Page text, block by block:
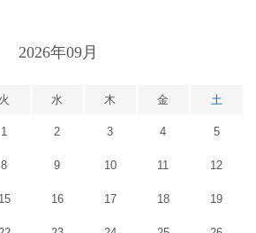
2026年09月
火 水 木 金 土
1 2 3 4 5
8 9 10 11 12
15 16 17 18 19